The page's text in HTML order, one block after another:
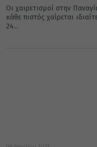
Οι χαιρετισμοί στην
κάθε πιστός χαίρεται
24...